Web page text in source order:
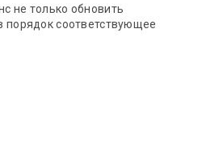
не только обновить
порядок соответствующее